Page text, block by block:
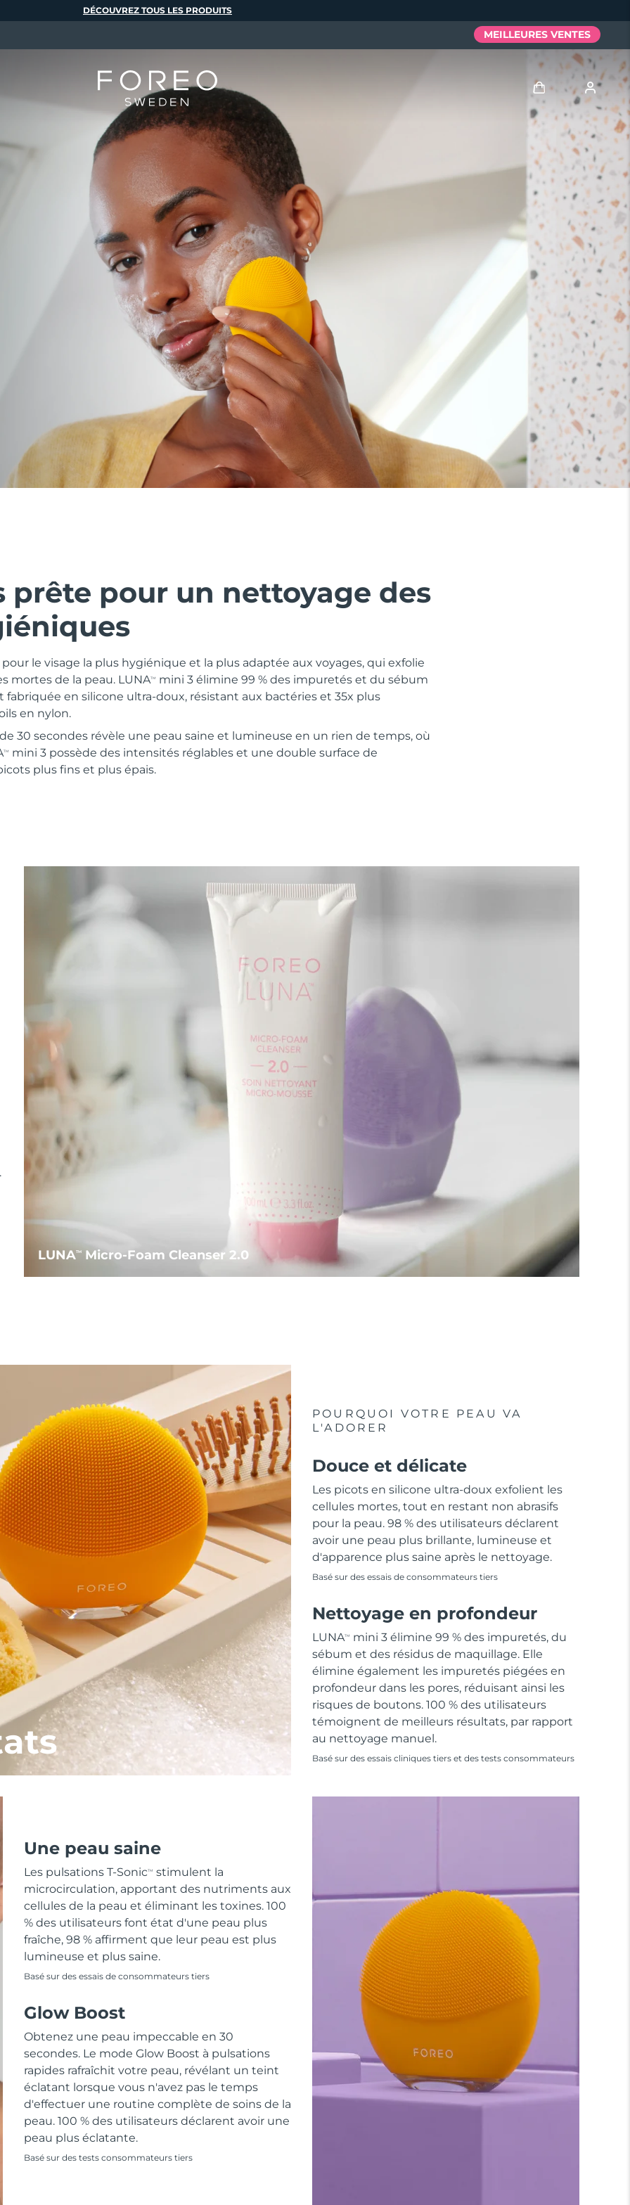
prête pour un nettoyage des
le visage la plus hygiénique et la plus adaptée aux voyages, qui exfolie
mortes de la peau. LUNATM
mini 3 élimine 99 % des impuretés et du sébum
fabriquée en silicone ultra-doux, résistant aux bactéries et 35x plus
en nylon.
30 secondes révèle une peau saine et lumineuse en un rien de temps, où
TM
mini 3 possède des intensités réglables et une double surface de
plus fins et plus épais.
LUNATMMicro-Foam Cleanser 2.0
POURQUOI VOTRE PEAU VA
L'ADORER
Douce et délicate
Les picots en silicone ultra-doux exfolient les
cellules mortes, tout en restant non abrasifs
pour la peau. 98 % des utilisateurs déclarent
avoir une peau plus brillante, lumineuse et
d'apparence plus saine après le nettoyage.
Basé sur des essais de consommateurs tiers
Nettoyage en profondeur
LUNATM
mini 3 élimine 99 % des impuretés, du
sébum et des résidus de maquillage. Elle
élimine également les impuretés piégées en
profondeur dans les pores, réduisant ainsi les
risques de boutons. 100 % des utilisateurs
témoignent de meilleurs résultats, par rapport
au nettoyage manuel.
Basé sur des essais cliniques tiers et des tests consommateurs
Une peau saine
Les pulsations T-SonicTM
stimulent la
microcirculation, apportant des nutriments aux
cellules de la peau et éliminant les toxines. 100
% des utilisateurs font état d'une peau plus
fraîche, 98 % affirment que leur peau est plus
lumineuse et plus saine.
Basé sur des essais de consommateurs tiers
Glow Boost
Obtenez une peau impeccable en 30
secondes. Le mode Glow Boost à pulsations
rapides rafraîchit votre peau, révélant un teint
éclatant lorsque vous n'avez pas le temps
d'effectuer une routine complète de soins de la
peau. 100 % des utilisateurs déclarent avoir une
peau plus éclatante.
Basé sur des tests consommateurs tiers
DÉCOUVREZ TOUS LES PRODUITS
MEILLEURES VENTES
Se connecter
Profil de l'utilisateur
Mes appareils
Mes commandes
Mes adresses
Mes abonnements